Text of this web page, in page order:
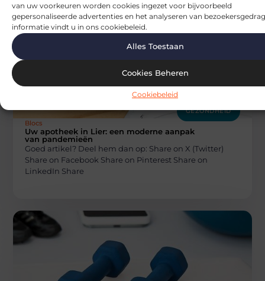
van uw voorkeuren worden cookies ingezet voor bijvoorbeeld
gepersonaliseerde advertenties en het analyseren van
informatie vindt u in ons cookiebeleid.
Alles Toestaan
Cookies Beheren
Cookiebeleid
GEZONDHEID
Blocs
Uw apotheek in Lier: een moderne aanpak
van pandemieën
Goed artikel? Deel hem dan op: Share on X (Twitter)
Share on Facebook Share on Pinterest Share on
LinkedIn Share